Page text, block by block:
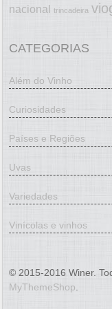
nacional trincadeira
CATEGORIAS
Além do Vinho
Curiosidades
Países e Regiões
Uvas
Variedades
Vinícolas e vinhos
© 2015-2016 Winer.
MyThemeShop